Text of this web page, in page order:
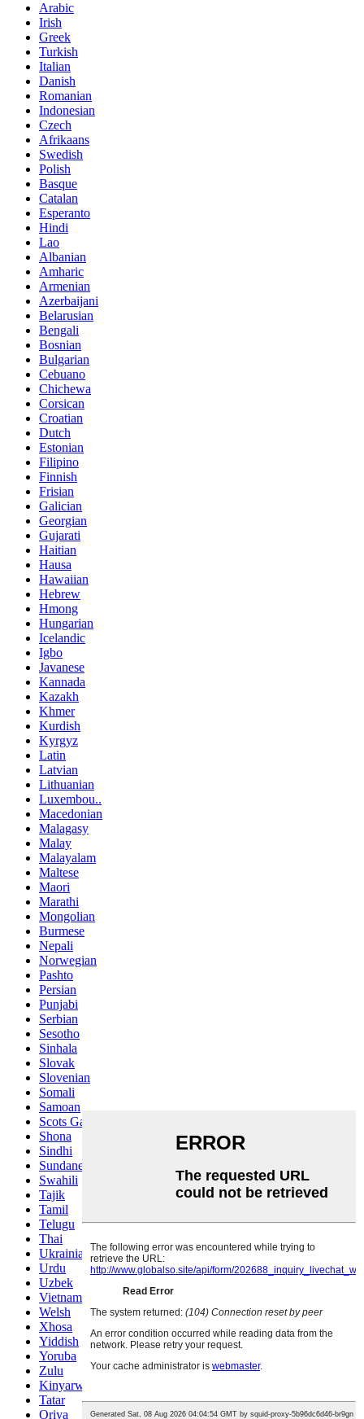
Arabic
Irish
Greek
Turkish
Italian
Danish
Romanian
Indonesian
Czech
Afrikaans
Swedish
Polish
Basque
Catalan
Esperanto
Hindi
Lao
Albanian
Amharic
Armenian
Azerbaijani
Belarusian
Bengali
Bosnian
Bulgarian
Cebuano
Chichewa
Corsican
Croatian
Dutch
Estonian
Filipino
Finnish
Frisian
Galician
Georgian
Gujarati
Haitian
Hausa
Hawaiian
Hebrew
Hmong
Hungarian
Icelandic
Igbo
Javanese
Kannada
Kazakh
Khmer
Kurdish
Kyrgyz
Latin
Latvian
Lithuanian
Luxembou..
Macedonian
Malagasy
Malay
Malayalam
Maltese
Maori
Marathi
Mongolian
Burmese
Nepali
Norwegian
Pashto
Persian
Punjabi
Serbian
Sesotho
Sinhala
Slovak
Slovenian
Somali
Samoan
Scots Gaelic
Shona
Sindhi
Sundanese
Swahili
Tajik
Tamil
Telugu
Thai
Ukrainian
Urdu
Uzbek
Vietnamese
Welsh
Xhosa
Yiddish
Yoruba
Zulu
Kinyarwanda
Tatar
Oriya